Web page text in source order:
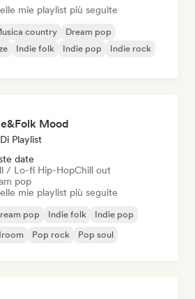
mie playlist più seguite
country
Dream pop
Indie folk Indie pop
Indie rock
Mood
Playlist
date
/ Lo-fi Hip-HopChill out
pop
mie playlist più seguite
pop Indie folk
Indie pop
Pop rock Pop soul